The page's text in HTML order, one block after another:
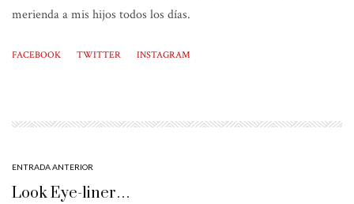
merienda a mis hijos todos los días.
FACEBOOK TWITTER INSTAGRAM
ENTRADA ANTERIOR
Look Eye-liner…